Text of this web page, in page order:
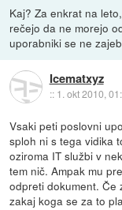
Kaj? Za enkrat na
rečejo da ne morejo
uporabniki se ne
Icematxyz
:: 1. okt 2010,
Vsaki peti poslovni
sploh ni s tega vidika
oziroma IT službi v
tem nič. Ampak mu
odpreti dokument. Če
zakaj koga se za to